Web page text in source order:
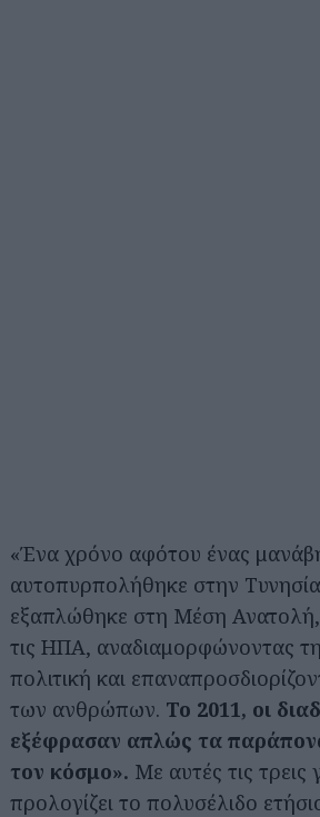
«Ένα χρόνο αφότου ένας
αυτοπυρπολήθηκε στην
εξαπλώθηκε στη Μέση
τις ΗΠΑ, αναδιαμορφώνοντας
πολιτική και
των ανθρώπων. Το 2011, οι
εξέφρασαν απλώς τα
τον κόσμο». Με αυτές τις
προλογίζει το πολυσέλιδο